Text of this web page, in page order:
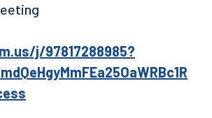
j/97817288985?